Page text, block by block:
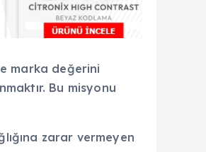
marka değerini
Bu misyonu
zarar vermeyen